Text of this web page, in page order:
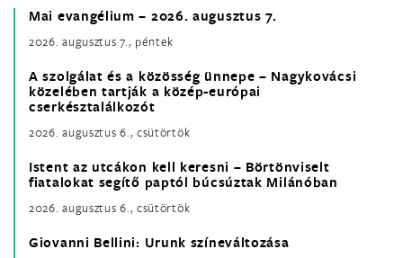
Mai evangélium – 2026. augusztus 7.
2026. augusztus 7., péntek
A szolgálat és a közösség ünnepe – Nagykovácsi
közelében tartják a közép-európai
cserkésztalálkozót
2026. augusztus 6., csütörtök
Istent az utcákon kell keresni – Börtönviselt
fiatalokat segítő paptól búcsúztak Milánóban
2026. augusztus 6., csütörtök
Giovanni Bellini: Urunk színeváltozása